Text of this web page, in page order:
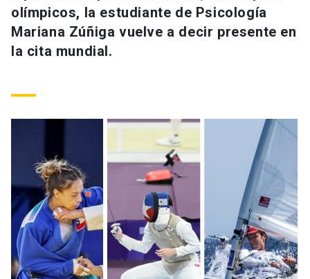
Estudiantes
Académicos
Vecinos launch
ACCESOS DIRECTOS
Admisión launch
Correo UC
Medios Biblioteca launch
Donaciones launch
olímpicos, la estudiante de Psicología
Mariana Zúñiga vuelve a decir presente en
la cita mundial.